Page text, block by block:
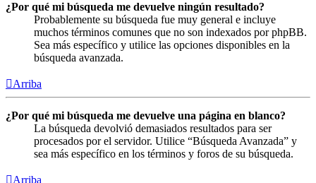
¿Por qué mi búsqueda me devuelve ningún resultado?
Probablemente su búsqueda fue muy general e incluye
muchos términos comunes que no son indexados por phpBB.
Sea más específico y utilice las opciones disponibles en la
búsqueda avanzada.
Arriba
¿Por qué mi búsqueda me devuelve una página en blanco?
La búsqueda devolvió demasiados resultados para ser
procesados por el servidor. Utilice “Búsqueda Avanzada” y
sea más específico en los términos y foros de su búsqueda.
Arriba